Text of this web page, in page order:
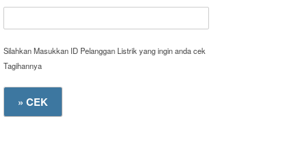
Silahkan Masukkan ID Pelanggan Listrik yang ingin anda cek
Tagihannya